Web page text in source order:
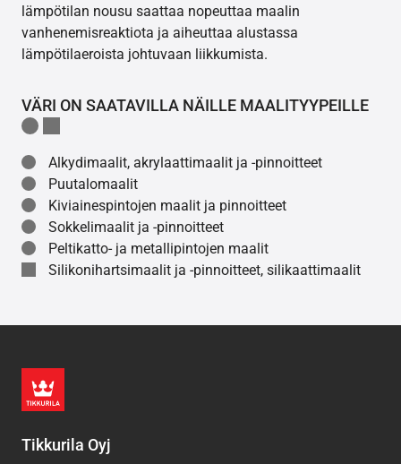
lämpötilan nousu saattaa nopeuttaa maalin
vanhenemisreaktiota ja aiheuttaa alustassa
lämpötilaeroista johtuvaan liikkumista.
VÄRI ON SAATAVILLA NÄILLE MAALITYYPEILLE
Alkydimaalit, akrylaattimaalit ja -pinnoitteet
Puutalomaalit
Kiviainespintojen maalit ja pinnoitteet
Sokkelimaalit ja -pinnoitteet
Peltikatto- ja metallipintojen maalit
Silikonihartsimaalit ja -pinnoitteet, silikaattimaalit
Tikkurila Oyj